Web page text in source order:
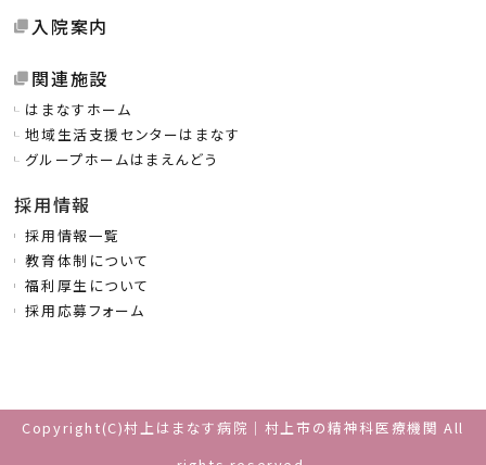
入院案内
関連施設
はまなすホーム
地域生活支援センターはまなす
グループホームはまえんどう
採用情報
採用情報一覧
教育体制について
福利厚生について
採用応募フォーム
Copyright(C)村上はまなす病院｜村上市の精神科医療機関 All